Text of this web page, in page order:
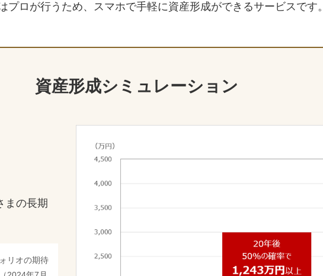
プロが行うため、スマホで手軽に資産形成ができるサービスです。
資産形成シミュレーション
まの長期
リオの期待